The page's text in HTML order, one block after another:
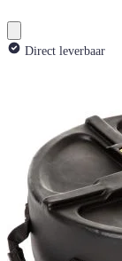
Direct leverbaar